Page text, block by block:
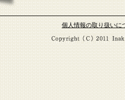
個人情報の取り扱いに